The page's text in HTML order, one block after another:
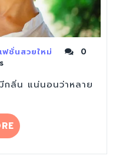
เฟชั่นสวยใหม่
0
กลิ่น แน่นอนว่าหลาย
“8
เทคนิค
คง